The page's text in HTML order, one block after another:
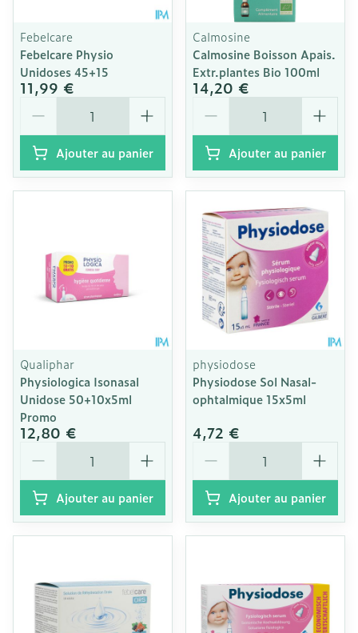
Febelcare
Febelcare Physio
Unidoses 45+15
11,99 €
Ajouter au panier
Calmosine
Calmosine Boisson Apais.
Extr.plantes Bio 100ml
14,20 €
Ajouter au panier
Qualiphar
Physiologica Isonasal
Unidose 50+10x5ml
Promo
12,80 €
Ajouter au panier
physiodose
Physiodose Sol Nasal-
ophtalmique 15x5ml
4,72 €
Ajouter au panier